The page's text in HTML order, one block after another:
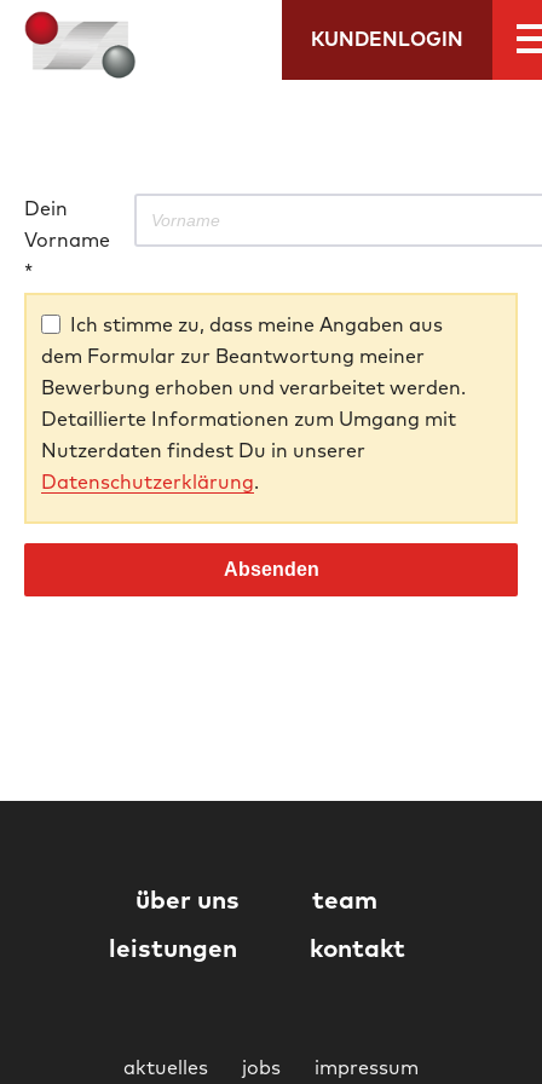
KUNDENLOGIN
Dein
Vorname
*
Ich stimme zu, dass meine Angaben aus
dem Formular zur Beantwortung meiner
Bewerbung erhoben und verarbeitet werden.
Detaillierte Informationen zum Umgang mit
Nutzerdaten findest Du in unserer
Datenschutzerklärung.
über uns
team
leistungen
kontakt
aktuelles jobs impressum